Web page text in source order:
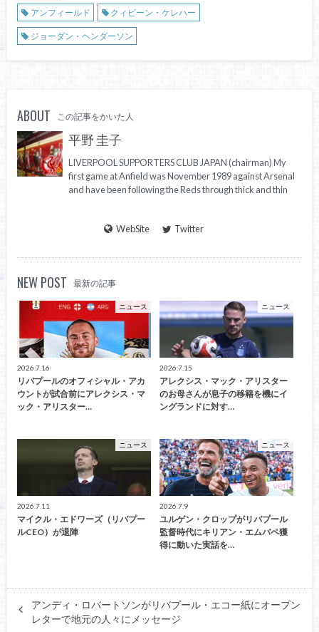
アンフィールド
クィビーン・ケレハー
ジョーダン・ヘンダーソン
ABOUT この記事をかいた人
平野 圭子
LIVERPOOL SUPPORTERS CLUB JAPAN (chairman) My
first game at Anfield was November 1989 against Arsenal
and have been following the Reds through thick and thin
WebSite Twitter
NEW POST 最新の記事
ニュース
2026.7.16
リバプールのオフィシャル・アカ
ウントが試合前にアレクシス・マ
ック・アリスター…
ニュース
2026.7.15
アレクシス・マック・アリスター
のお母さんが息子の移籍を機にイ
ングランドに対す…
ニュース
2026.7.11
マイクル・エドワーズ（リバプー
ルCEO）が退陣
ニュース
2026.7.9
ユルゲン・クロップがリバプール
監督時代にキリアン・エムバペ獲
得に動いた実話を…
アンディ・ロバートソンがリバプール・エコー紙にオープン
レターで地元の人々にメッセージ